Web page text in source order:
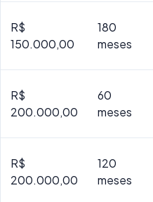
R$
150.000,00
180
meses
R$
200.000,00
60
meses
R$
200.000,00
120
meses